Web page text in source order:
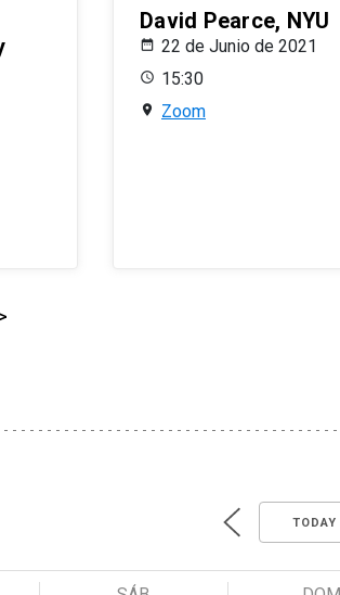
David Pearce, NYU
22 de Junio de 2021
15:30
Zoom
TODAY